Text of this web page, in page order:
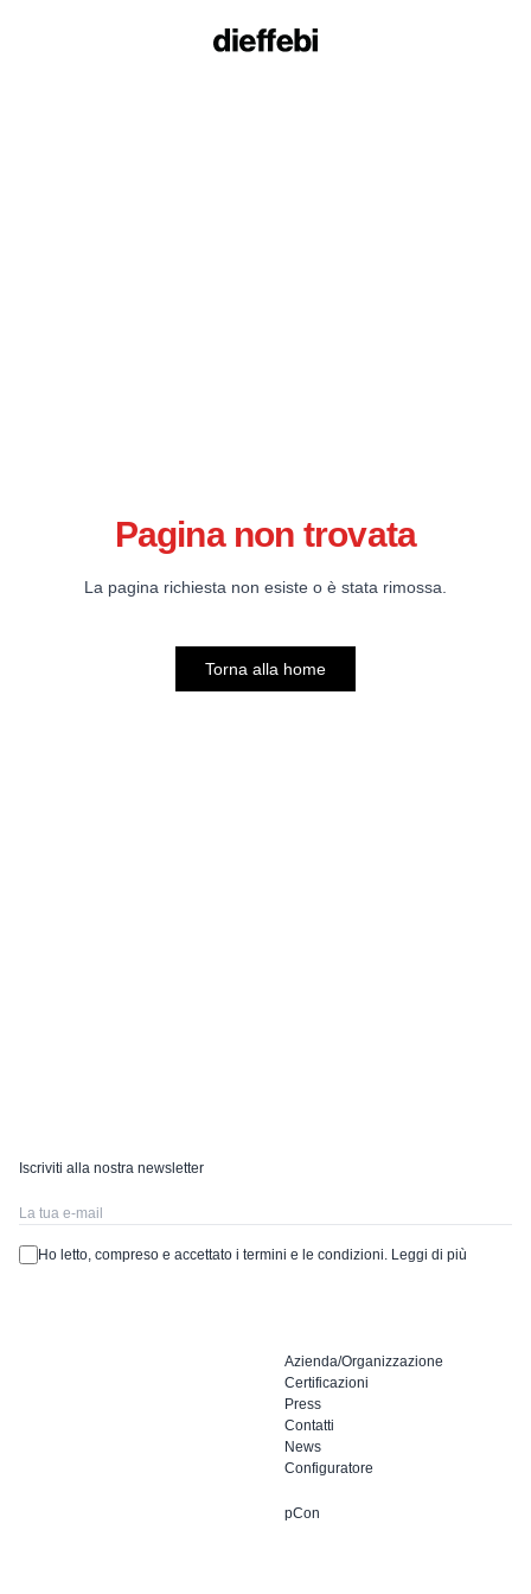
Pagina non trovata
La pagina richiesta non esiste o è stata rimossa.
Torna alla home
Azienda/Organizzazione
Certificazioni
Press
Contatti
News
Configuratore
pCon
Iscriviti alla nostra newsletter
Ho letto, compreso e accettato i termini e le condizioni. Leggi di più